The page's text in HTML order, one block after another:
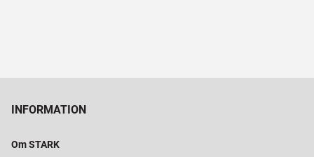
INFORMATION
Om STARK